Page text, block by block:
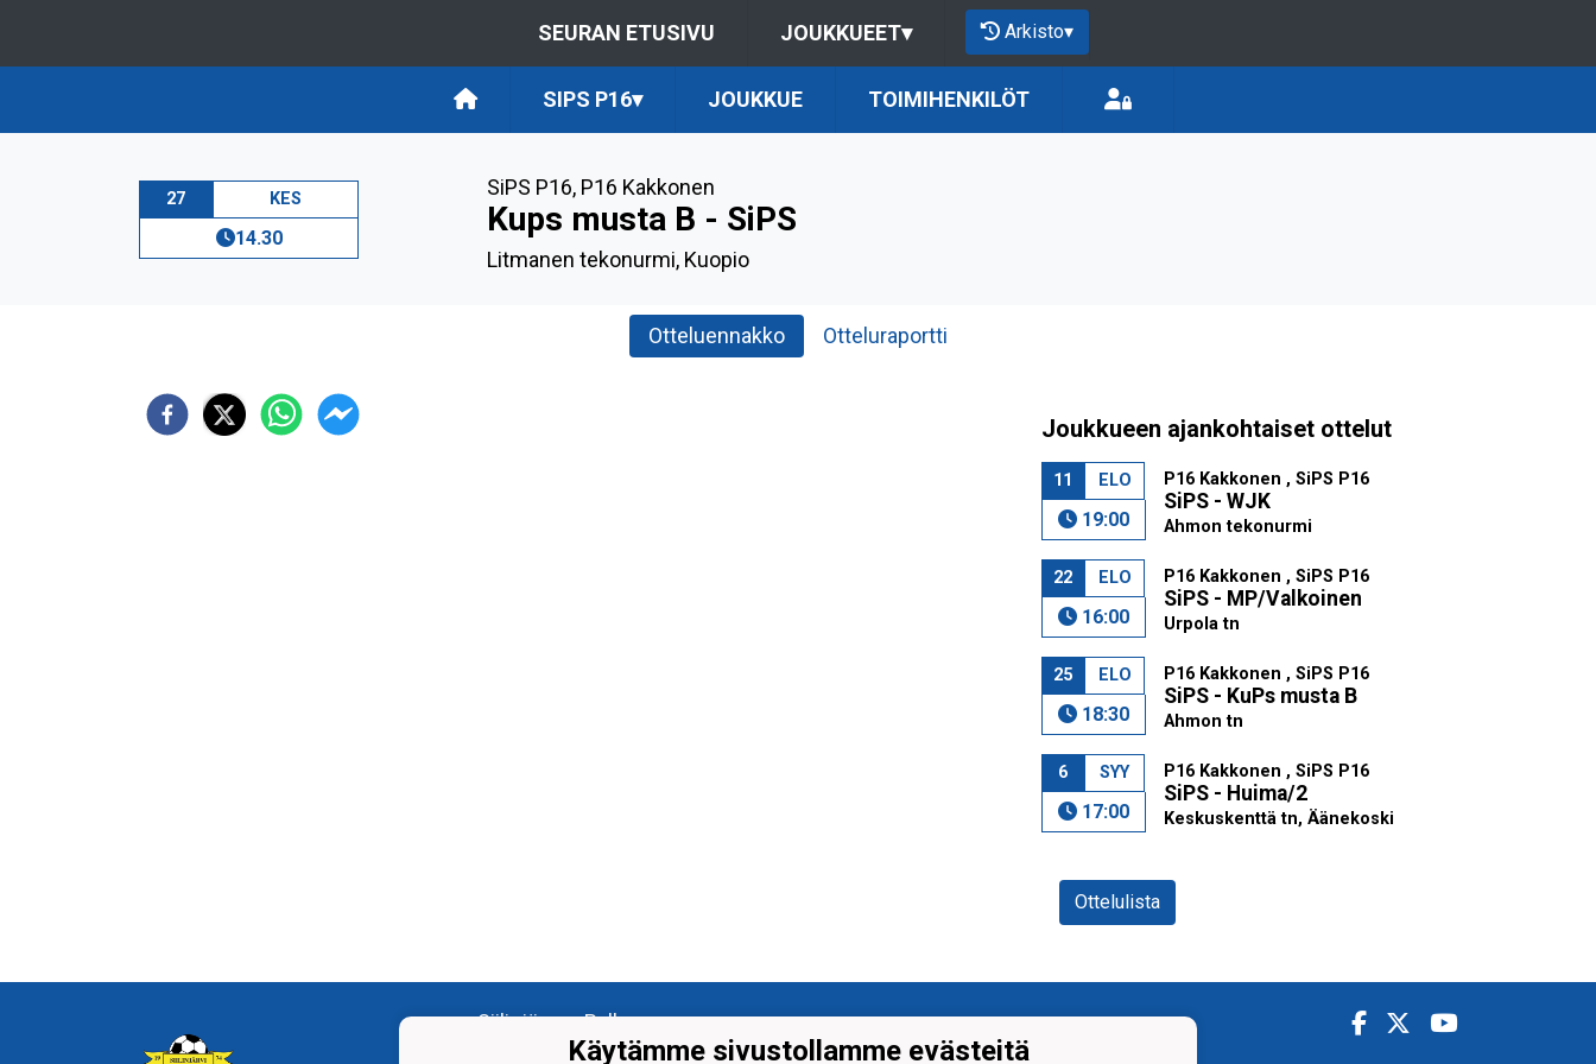
SEURAN ETUSIVU JOUKKUEET▾ Arkisto▾
SIPS P16▾ JOUKKUE TOIMIHENKILÖT
27 KES
14.30
SiPS P16, P16 Kakkonen
Kups musta B - SiPS
Litmanen tekonurmi, Kuopio
Otteluennakko Otteluraportti
Joukkueen ajankohtaiset ottelut
11 ELO
19:00
P16 Kakkonen , SiPS P16
SiPS - WJK
Ahmon tekonurmi
22 ELO
16:00
P16 Kakkonen , SiPS P16
SiPS - MP/Valkoinen
Urpola tn
25 ELO
18:30
P16 Kakkonen , SiPS P16
SiPS - KuPs musta B
Ahmon tn
6 SYY
17:00
P16 Kakkonen , SiPS P16
SiPS - Huima/2
Keskuskenttä tn, Äänekoski
Ottelulista
Siilinjärven Palloseura ry
Käytämme sivustollamme evästeitä